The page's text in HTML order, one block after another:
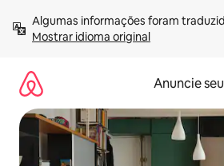
para
Mostrar idioma original
Anuncie